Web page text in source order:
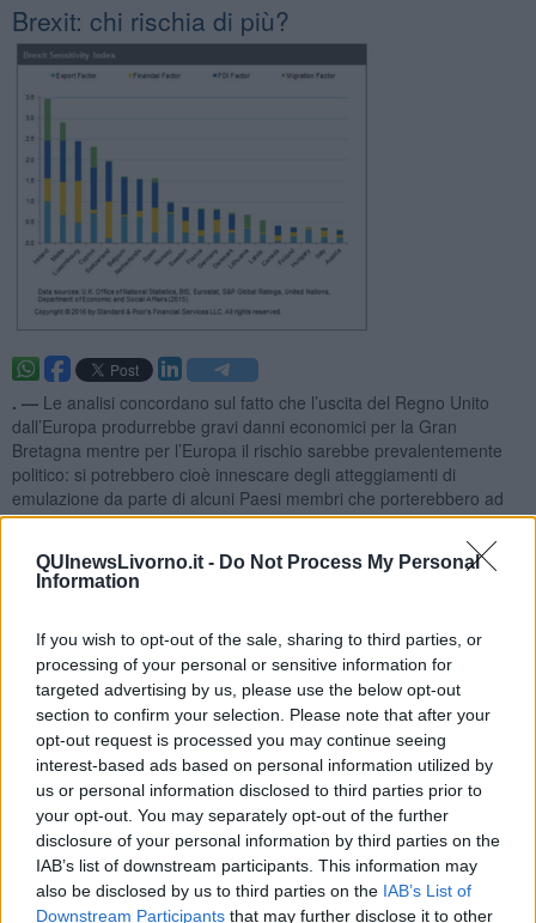
QUInewsLivorno.it - Do Not Process My Personal
Information
If you wish to opt-out of the sale, sharing to third parties, or
processing of your personal or sensitive information for
targeted advertising by us, please use the below opt-out
section to confirm your selection. Please note that after your
opt-out request is processed you may continue seeing
interest-based ads based on personal information utilized by
us or personal information disclosed to third parties prior to
your opt-out. You may separately opt-out of the further
disclosure of your personal information by third parties on the
IAB’s list of downstream participants. This information may
also be disclosed by us to third parties on the IAB’s List of
Downstream Participants that may further disclose it to other
Brexit: chi rischia di più?
. — Le analisi concordano sul fatto che l’uscita del Regno Unito
dall’Europa produrrebbe gravi danni economici per la Gran
Bretagna mentre per l’Europa il rischio sarebbe prevalentemente
politico: si potrebbero cioè innescare degli atteggiamenti di
emulazione da parte di alcuni Paesi membri che porterebbero ad
un sostanziale indebolimento dell’Unione che già di per se vive di
Quali sono, a livello economico, i Paesi che uscirebbero più colpiti
prossimo 23 giugno una ricerca di S&P Global Ratings (Standard &
Poor’s) ha introdotto un apposito indicatore:Brexit Sensitivity
Index (Bsi).
L’indicatore elaborato dall’agenzia dirating americana tiene in
considerazione le esportazioni di beni e servizi verso ilRegno
Unitorapportate al Pil domestico, i flussi migratori bidirezionali, le
controversie con controparti UK nel settore finanziario e gli
investimenti diretti stranieri in UK.
Dal sondaggio condotto sui 20 Paesi più esposti al rischio di una